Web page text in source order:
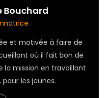
Bouchard
et motivée à faire de
où il fait bon de
la mission en travaillant
les jeunes.